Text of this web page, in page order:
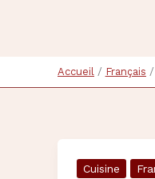
Accueil Français
Cuisine